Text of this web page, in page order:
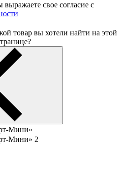
свое согласие с
товар вы хотели найти на этой
Мини»
Мини» 2